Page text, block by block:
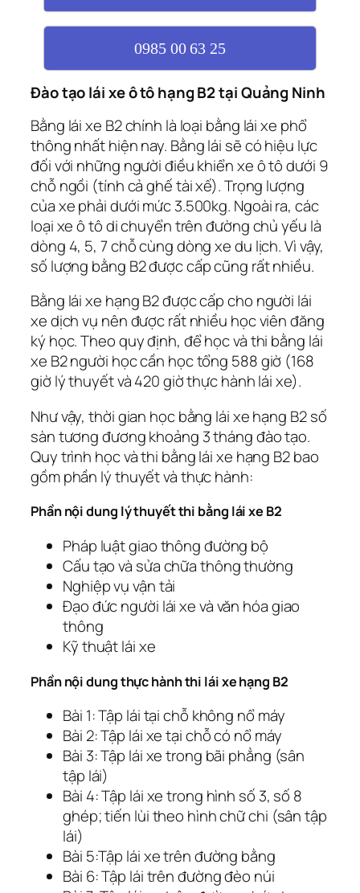
0985 00 63 25
Đào tạo lái xe ô tô hạng B2 tại Quảng Ninh
Bằng lái xe B2 chính là loại bằng lái xe phổ
thông nhất hiện nay. Bằng lái sẽ có hiệu lực
đối với những người điều khiển xe ô tô dưới 9
chỗ ngồi (tính cả ghế tài xế). Trọng lượng
của xe phải dưới mức 3.500kg. Ngoài ra, các
loại xe ô tô di chuyển trên đường chủ yếu là
dòng 4, 5, 7 chỗ cùng dòng xe du lịch. Vì vậy,
số lượng bằng B2 được cấp cũng rất nhiều.
Bằng lái xe hạng B2 được cấp cho người lái
xe dịch vụ nên được rất nhiều học viên đăng
ký học. Theo quy định, để học và thi bằng lái
xe B2 người học cần học tổng 588 giờ (168
giờ lý thuyết và 420 giờ thực hành lái xe).
Như vậy, thời gian học bằng lái xe hạng B2 số
sàn tương đương khoảng 3 tháng đào tạo.
Quy trình học và thi bằng lái xe hạng B2 bao
gồm phần lý thuyết và thực hành:
Phần nội dung lý thuyết thi bằng lái xe B2
Pháp luật giao thông đường bộ
Cấu tạo và sửa chữa thông thường
Nghiệp vụ vận tải
Đạo đức người lái xe và văn hóa giao
thông
Kỹ thuật lái xe
Phần nội dung thực hành thi lái xe hạng B2
Bài 1: Tập lái tại chỗ không nổ máy
Bài 2: Tập lái xe tại chỗ có nổ máy
Bài 3: Tập lái xe trong bãi phẳng (sân
tập lái)
Bài 4: Tập lái xe trong hình số 3, số 8
ghép; tiến lùi theo hình chữ chi (sân tập
lái)
Bài 5:Tập lái xe trên đường bằng
Bài 6: Tập lái trên đường đèo núi